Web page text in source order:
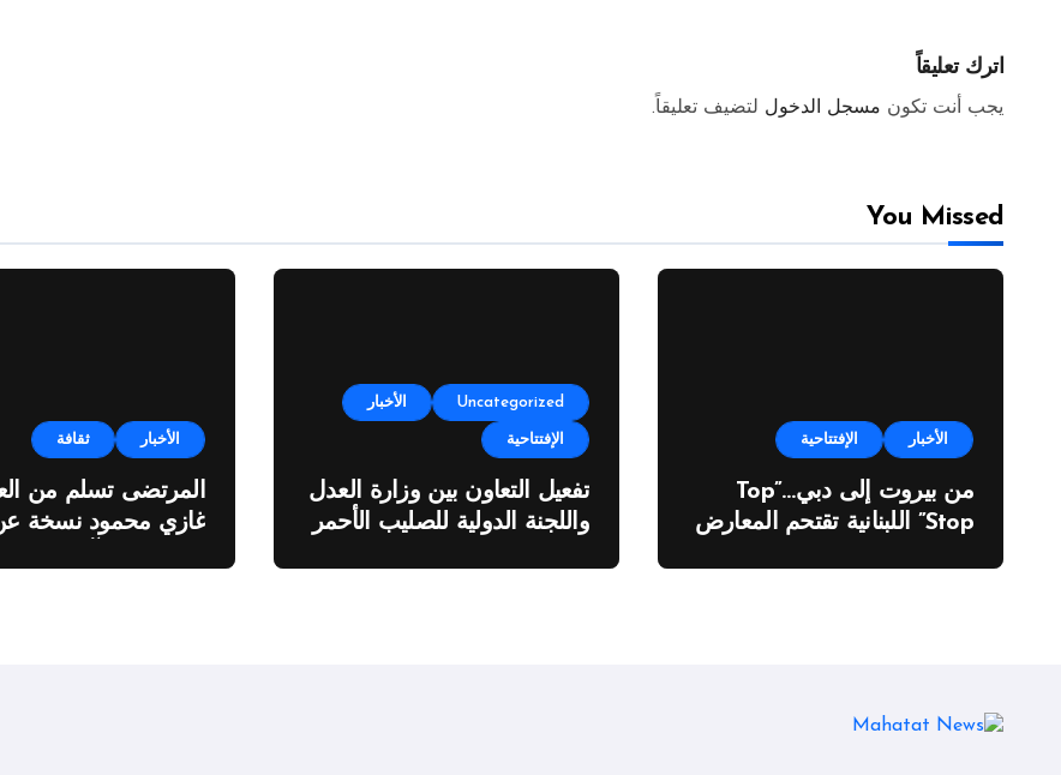
اترك تعليقاً
يجب أنت تكون مسجل الدخول لتضيف تعليقاً.
You Missed
الأخبار الإفتتاحية
من بيروت إلى دبي…”Top
Stop” اللبنانية تقتحم المعارض
Uncategorized الأخبار
الإفتتاحية
تفعيل التعاون بين وزارة العدل
واللجنة الدولية للصليب الأحمر
الأخبار ثقافة
المرتضى تسلم من
غازي محمود نسخة